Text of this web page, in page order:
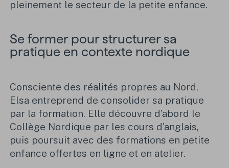
pleinement le secteur de la petite enfance.
Se former pour structurer sa
pratique en contexte nordique
Consciente des réalités propres au Nord,
Elsa entreprend de consolider sa pratique
par la formation. Elle découvre d’abord le
Collège Nordique par les cours d’anglais,
puis poursuit avec des formations en petite
enfance offertes en ligne et en atelier.